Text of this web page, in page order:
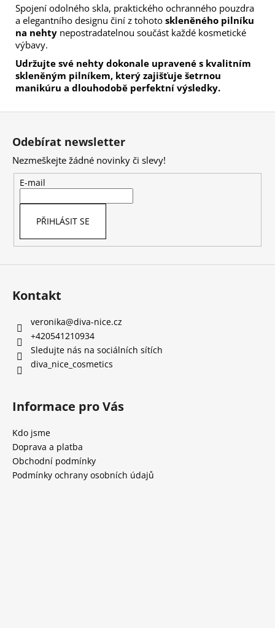
Spojení odolného skla, praktického ochranného pouzdra
a elegantního designu činí z tohoto skleněného pilníku
na nehty nepostradatelnou součást každé kosmetické
výbavy.
Udržujte své nehty dokonale upravené s kvalitním
skleněným pilníkem, který zajišťuje šetrnou
manikúru a dlouhodobě perfektní výsledky.
Odebírat newsletter
Nezmeškejte žádné novinky či slevy!
E-mail
PŘIHLÁSIT SE
Kontakt
veronika@diva-nice.cz
+420541210934
Sledujte nás na sociálních sítích
diva_nice_cosmetics
Informace pro Vás
Kdo jsme
Doprava a platba
Obchodní podmínky
Podmínky ochrany osobních údajů